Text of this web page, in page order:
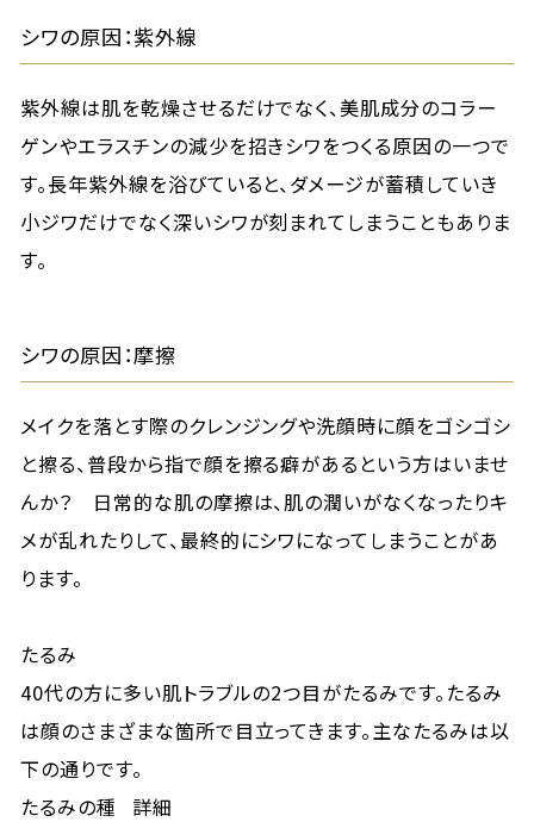
シワの原因：紫外線
紫外線は肌を乾燥させるだけでなく、美肌成分のコラー
ゲンやエラスチンの減少を招きシワをつくる原因の一つで
す。長年紫外線を浴びていると、ダメージが蓄積していき
小ジワだけでなく深いシワが刻まれてしまうこともありま
す。
シワの原因：摩擦
メイクを落とす際のクレンジングや洗顔時に顔をゴシゴシ
と擦る、普段から指で顔を擦る癖があるという方はいませ
んか？ 日常的な肌の摩擦は、肌の潤いがなくなったりキ
メが乱れたりして、最終的にシワになってしまうことがあ
ります。
たるみ
40代の方に多い肌トラブルの2つ目がたるみです。たるみ
は顔のさまざまな箇所で目立ってきます。主なたるみは以
下の通りです。
たるみの種
詳細